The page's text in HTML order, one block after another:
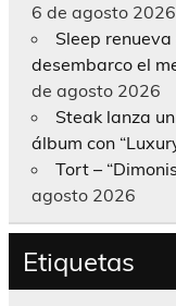
6 de agosto 2026
Sleep
desembarco el
de agosto 2026
Steak lanza
álbum con
Tort –
agosto 2026
Etiquetas